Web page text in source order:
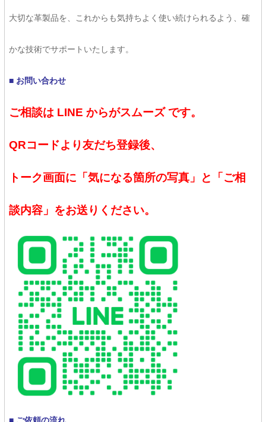
大切な革製品を、これからも気持ちよく使い続けられるよう、確
かな技術でサポートいたします。
■ お問い合わせ
ご相談は LINE からがスムーズ です。
QRコードより友だち登録後、
トーク画面に「気になる箇所の写真」と「ご相
談内容」をお送りください。